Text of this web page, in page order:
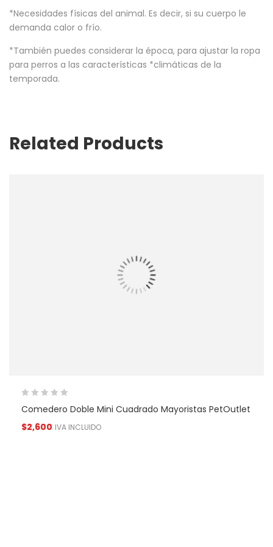
*Necesidades físicas del animal. Es decir, si su cuerpo le
demanda calor o frío.
*También puedes considerar la época, para ajustar la ropa
para perros a las características *climáticas de la
temporada.
Related Products
Comedero Doble Mini Cuadrado Mayoristas PetOutlet
$2,600 IVA INCLUIDO